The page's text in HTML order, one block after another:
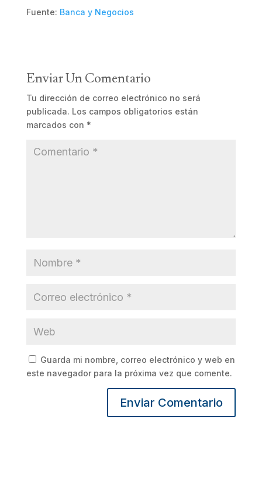
Fuente: Banca y Negocios
Enviar Un Comentario
Tu dirección de correo electrónico no será
publicada. Los campos obligatorios están
marcados con *
Guarda mi nombre, correo electrónico y web en
este navegador para la próxima vez que comente.